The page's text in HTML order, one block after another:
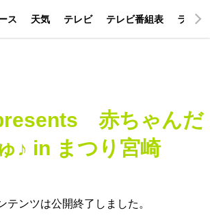
ス 天気 テレビ テレビ番組表 ラジオ
赤ちゃんだ
♪ in まつり宮崎
テンツは公開終了しました。